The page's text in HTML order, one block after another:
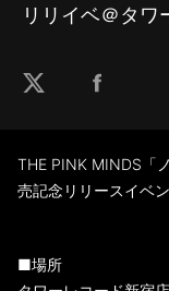
リリイベ＠タワ
THE PINK MINDS「
売記念リリースイベ
■場所